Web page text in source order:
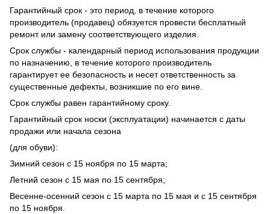
Гарантийный срок - это период, в течение которого
производитель (продавец) обязуется провести бесплатный
ремонт или замену соответствующего изделия.
Срок службы - календарный период использования продукции
по назначению, в течение которого производитель
гарантирует ее безопасность и несет ответственность за
существенные дефекты, возникшие по его вине.
Срок службы равен гарантийному сроку.
Гарантийный срок носки (эксплуатации) начинается с даты
продажи или начала сезона
(для обуви):
Зимний сезон с 15 ноября по 15 марта;
Летний сезон с 15 мая по 15 сентября;
Весенне-осенний сезон с 15 марта по 15 мая и с 15 сентября
по 15 ноября.